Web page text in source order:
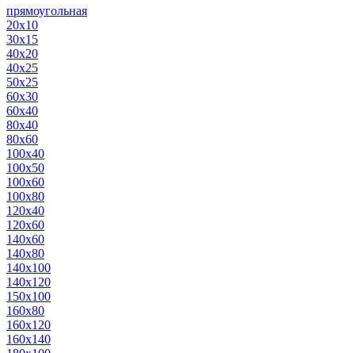
прямоугольная
20х10
30х15
40х20
40х25
50х25
60х30
60х40
80х40
80х60
100х40
100х50
100х60
100х80
120х40
120х60
140х60
140х80
140х100
140х120
150х100
160х80
160х120
160х140